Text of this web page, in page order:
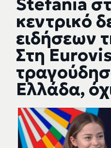
Stefania
κεντρικό
ειδήσεων
Στη
Ελλάδα,